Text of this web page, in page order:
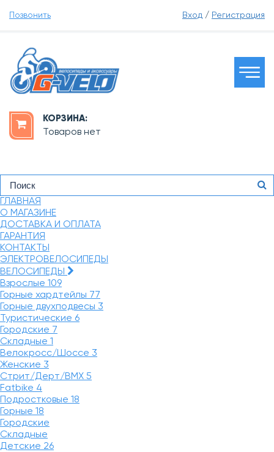
Позвонить Вход / Регистрация
КОРЗИНА:
Товаров нет
ГЛАВНАЯ
О МАГАЗИНЕ
ДОСТАВКА И ОПЛАТА
ГАРАНТИЯ
КОНТАКТЫ
ЭЛЕКТРОВЕЛОСИПЕДЫ
ВЕЛОСИПЕДЫ
Взрослые 109
Горные хардтейлы 77
Горные двухподвесы 3
Туристические 6
Городские 7
Складные 1
Велокросс/Шоссе 3
Женские 3
Стрит/Дерт/BMX 5
Fatbike 4
Подростковые 18
Горные 18
Городские
Складные
Детские 26